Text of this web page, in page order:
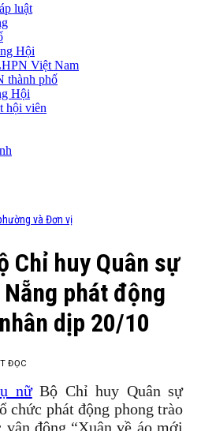
luật
Hội
Việt Nam
thành phố
Hội
hội viên
và Đơn vị
Chỉ huy Quân sự
phát động
dịp 20/10
ĐỌC
nữBộ Chỉ huy Quân sự
chức phát động phong trào
động “Xuân về áo mới